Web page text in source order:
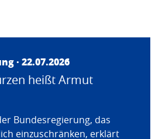
· 22.07.2026
heißt Armut
Bundesregierung, das
einzuschränken, erklärt